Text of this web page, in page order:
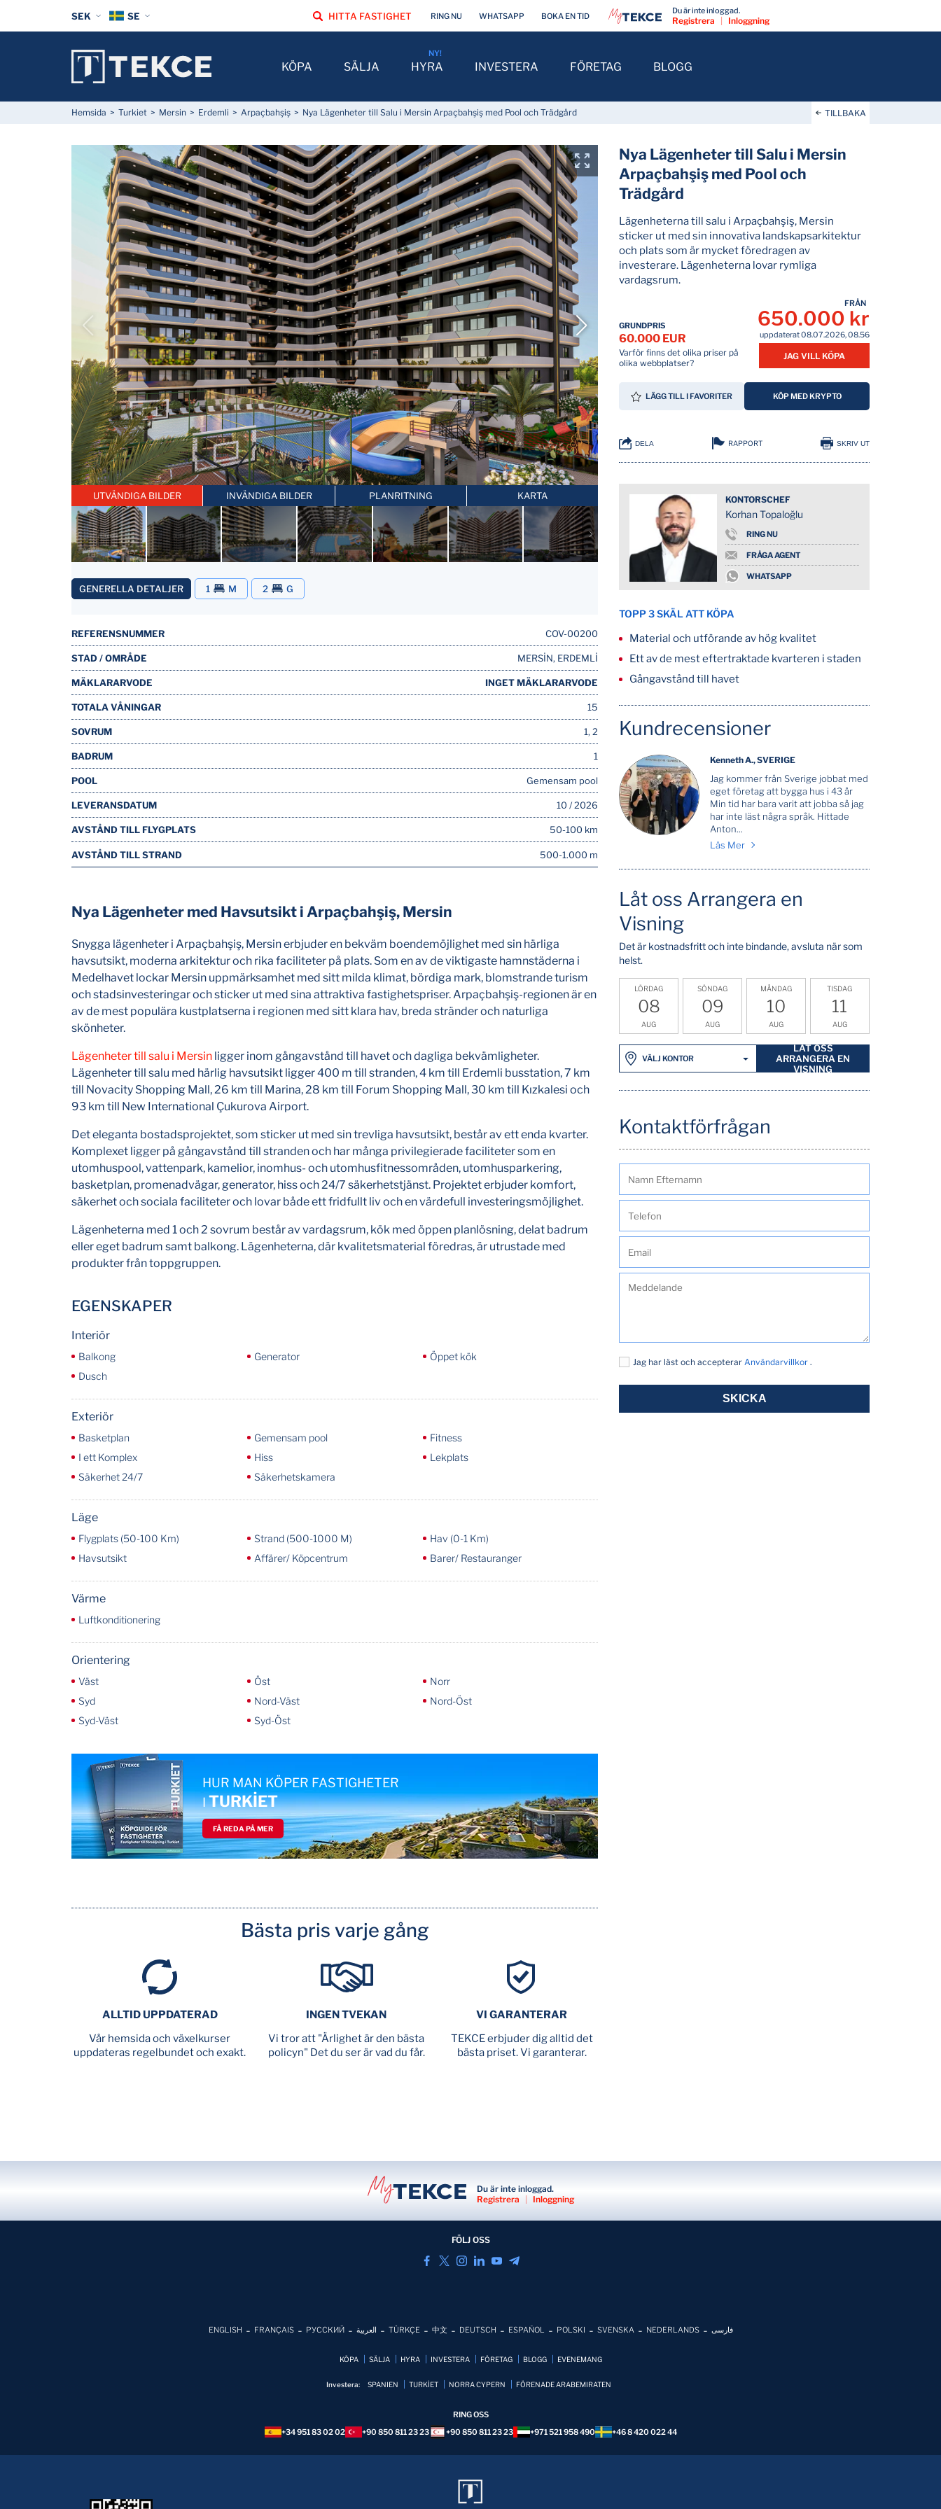
Hemsida Turkiet Mersin Erdemli Arpaçbahşiş Nya Lägenheter till Salu i Mersin Arpaçbahşiş med Pool och Trädgård TILLBAKA
UTVÄNDIGA BILDER INVÄNDIGA BILDER PLANRITNING KARTA
DELA RAPPORT SKRIV UT
Nya Lägenheter till Salu i Mersin
Arpaçbahşiş med Pool och
Trädgård
Lägenheterna till salu i Arpaçbahşiş, Mersin
sticker ut med sin innovativa landskapsarkitektur
och plats som är mycket föredragen av
investerare. Lägenheterna lovar rymliga
vardagsrum.
GRUNDPRIS
60.000 EUR
Varför finns det olika priser på
olika webbplatser?
FRÅN
650.000 kr
uppdaterat 08.07.2026, 08.56
JAG VILL KÖPA
LÄGG TILL I FAVORITER KÖP MED KRYPTO
GENERELLA DETALJER 1 M 2 G
REFERENSNUMMER COV-00200
STAD / OMRÅDE MERSİN, ERDEMLİ
MÄKLARARVODE INGET MÄKLARARVODE
TOTALA VÅNINGAR 15
SOVRUM 1, 2
BADRUM 1
POOL Gemensam pool
LEVERANSDATUM 10 / 2026
AVSTÅND TILL FLYGPLATS 50-100 km
AVSTÅND TILL STRAND 500-1.000 m
TOPP 3 SKÄL ATT KÖPA
Material och utförande av hög kvalitet
Ett av de mest eftertraktade kvarteren i staden
Gångavstånd till havet
Kundrecensioner
Kenneth A., SVERIGE
Jag kommer från Sverige jobbat med
eget företag att bygga hus i 43 år
Min tid har bara varit att jobba så jag
har inte läst några språk. Hittade
Anton...
Läs Mer
KONTORSCHEF
Korhan Topaloğlu
RING NU
FRÅGA AGENT
WHATSAPP
Låt oss Arrangera en
Visning
Det är kostnadsfritt och inte bindande, avsluta när som
helst.
LÖRDAG
08
AUG
SÖNDAG
09
AUG
MÅNDAG
10
AUG
TISDAG
11
AUG
VÄLJ KONTOR
LÅT OSS
ARRANGERA EN
VISNING
Kontaktförfrågan
Jag har läst och accepterarAnvändarvillkor.
SKICKA
Nya Lägenheter med Havsutsikt i Arpaçbahşiş, Mersin
Snygga lägenheter i Arpaçbahşiş, Mersin erbjuder en bekväm boendemöjlighet med sin härliga
havsutsikt, moderna arkitektur och rika faciliteter på plats. Som en av de viktigaste hamnstäderna i
Medelhavet lockar Mersin uppmärksamhet med sitt milda klimat, bördiga mark, blomstrande turism
och stadsinvesteringar och sticker ut med sina attraktiva fastighetspriser. Arpaçbahşiş-regionen är en
av de mest populära kustplatserna i regionen med sitt klara hav, breda stränder och naturliga
skönheter.
Lägenheter till salu i Mersin ligger inom gångavstånd till havet och dagliga bekvämligheter.
Lägenheter till salu med härlig havsutsikt ligger 400 m till stranden, 4 km till Erdemli busstation, 7 km
till Novacity Shopping Mall, 26 km till Marina, 28 km till Forum Shopping Mall, 30 km till Kızkalesi och
93 km till New International Çukurova Airport.
Det eleganta bostadsprojektet, som sticker ut med sin trevliga havsutsikt, består av ett enda kvarter.
Komplexet ligger på gångavstånd till stranden och har många privilegierade faciliteter som en
utomhuspool, vattenpark, kamelior, inomhus- och utomhusfitnessområden, utomhusparkering,
basketplan, promenadvägar, generator, hiss och 24/7 säkerhetstjänst. Projektet erbjuder komfort,
säkerhet och sociala faciliteter och lovar både ett fridfullt liv och en värdefull investeringsmöjlighet.
Lägenheterna med 1 och 2 sovrum består av vardagsrum, kök med öppen planlösning, delat badrum
eller eget badrum samt balkong. Lägenheterna, där kvalitetsmaterial föredras, är utrustade med
produkter från toppgruppen.
EGENSKAPER
Interiör
Balkong Generator
Öppet kök
Dusch
Exteriör
Basketplan Gemensam pool
Fitness
I ett Komplex
Hiss
Lekplats
Säkerhet 24/7
Säkerhetskamera
Läge
Flygplats (50-100 Km) Strand (500-1000 M)
Hav (0-1 Km)
Havsutsikt
Affärer/ Köpcentrum Barer/ Restauranger
Värme
Luftkonditionering
Orientering
Väst Öst
Norr
Syd
Nord-Väst
Nord-Öst
Syd-Väst
Syd-Öst
HUR MAN KÖPER FASTIGHETER
ITURKİET
FÅ REDA PÅ MER
Bästa pris varje gång
ALLTID UPPDATERAD
Vår hemsida och växelkurser
uppdateras regelbundet och exakt.
INGEN TVEKAN
Vi tror att "Ärlighet är den bästa
policyn" Det du ser är vad du får.
VI GARANTERAR
TEKCE erbjuder dig alltid det
bästa priset. Vi garanterar.
SEK SE
KÖPA SÄLJA HYRA INVESTERA FÖRETAG BLOGG
HITTA FASTIGHET RING NU WHATSAPP BOKA EN TID
Du är inte inloggad.
Registrera Inloggning
Du är inte inloggad.
Registrera
| Inloggning
FÖLJ OSS
ENGLISH FRANÇAIS РУССКИЙ العربية TÜRKÇE 中文 DEUTSCH ESPAÑOL POLSKI SVENSKA NEDERLANDS فارسی
KÖPA SÄLJA HYRA INVESTERA FÖRETAG BLOGG EVENEMANG
Investera: SPANIEN TURKİET NORRA CYPERN FÖRENADE ARABEMIRATEN
RING OSS
+34 951 83 02 02
+90 850 811 23 23 +90 850 811 23 23 +971 521 958 490 +46 8 420 022 44